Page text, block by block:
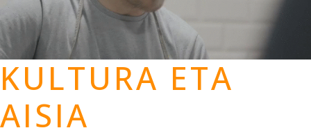
KULTURA ETA
AISIA